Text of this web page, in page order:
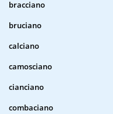
bracciano
bruciano
calciano
camosciano
cianciano
combaciano